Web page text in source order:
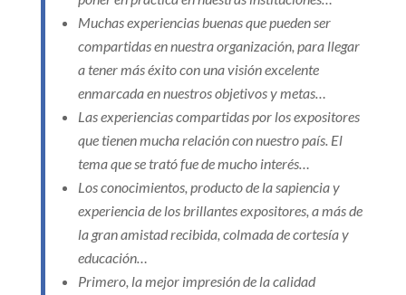
Muchas experiencias buenas que pueden ser
compartidas en nuestra organización, para llegar
a tener más éxito con una visión excelente
enmarcada en nuestros objetivos y metas…
Las experiencias compartidas por los expositores
que tienen mucha relación con nuestro país. El
tema que se trató fue de mucho interés…
Los conocimientos, producto de la sapiencia y
experiencia de los brillantes expositores, a más de
la gran amistad recibida, colmada de cortesía y
educación…
Primero, la mejor impresión de la calidad